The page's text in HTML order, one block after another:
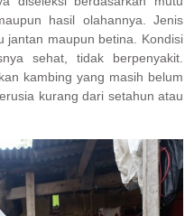
hasil olahannya. Jenis
jantan maupun betina. Kondisi
sehat, tidak berpenyakit.
kambing yang masih belum
kurang dari setahun atau